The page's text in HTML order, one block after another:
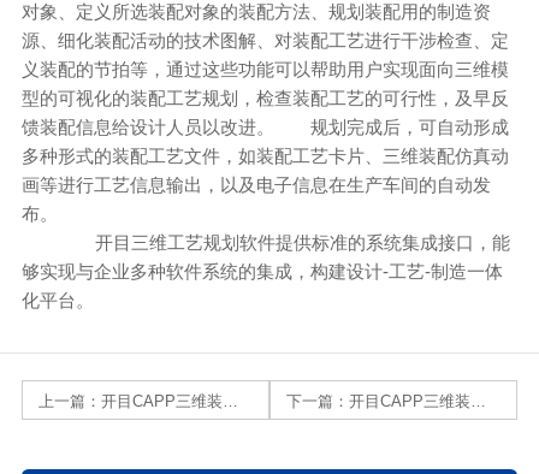
对象、定义所选装配对象的装配方法、规划装配用的制造资
源、细化装配活动的技术图解、对装配工艺进行干涉检查、定
义装配的节拍等，通过这些功能可以帮助用户实现面向三维模
型的可视化的装配工艺规划，检查装配工艺的可行性，及早反
馈装配信息给设计人员以改进。
规划完成后，可自动形成
多种形式的装配工艺文件，如装配工艺卡片、三维装配仿真动
画等进行工艺信息输出，以及电子信息在生产车间的自动发
布。
开目三维工艺规划软件提供标准的系统集成接口，能
够实现与企业多种软件系统的集成，构建设计-工艺-制造一体
化平台。
上一篇：开目CAPP三维装配工艺规划与仿真系统五大技术特色介绍 下一篇：开目CAPP三维装配工艺系统的扩展性和集成性主要体现在哪些方面